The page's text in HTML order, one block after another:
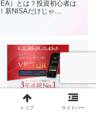
）とは？投資初心者は
新NISAだけじゃ…
トップ サイドバー